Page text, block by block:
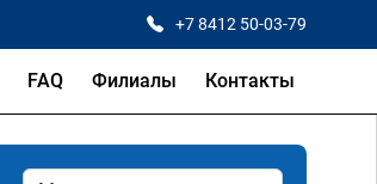
+7 8412 50-03-79
FAQ Филиалы Контакты